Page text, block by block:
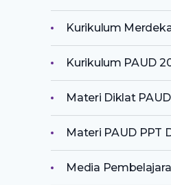
Kurikulum
Kurikulum PAUD
Materi Diklat
Materi PAUD PPT
Media